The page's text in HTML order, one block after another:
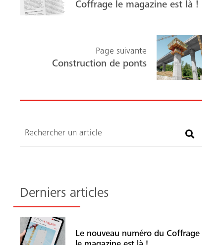
Coffrage le magazine est là !
Page suivante
Construction de ponts
Recherche
Derniers articles
Le nouveau numéro du Coffrage